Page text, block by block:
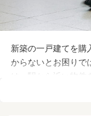
新築の一戸建てを購
からないとお困りで
は、駅から近い物
でゆっくりできる